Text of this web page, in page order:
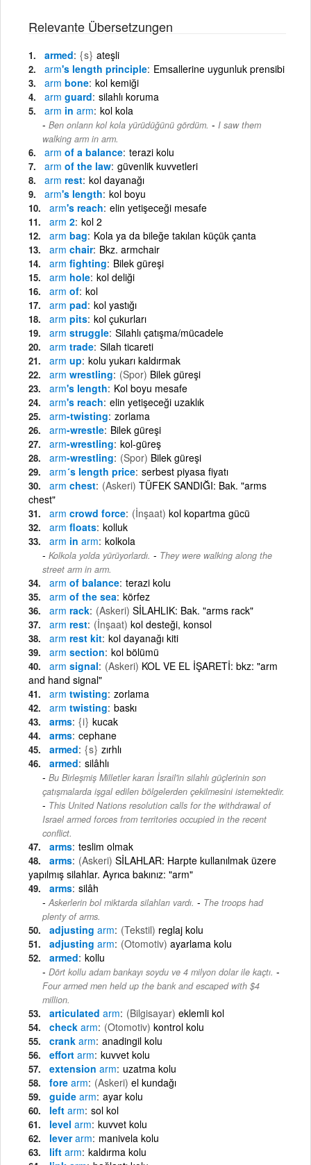
Relevante Übersetzungen
armed {s} ateşli
arm's length principle Emsallerine uygunluk prensibi
arm bone kol kemiği
arm guard silahlı koruma
arm in arm kol kola
Ben onların kol kola yürüdüğünü gördüm. - I saw them
walking arm in arm.
arm of a balance terazi kolu
arm of the law güvenlik kuvvetleri
arm rest kol dayanağı
arm's length kol boyu
arm's reach elin yetişeceği mesafe
arm 2 kol 2
arm bag Kola ya da bileğe takılan küçük çanta
arm chair Bkz. armchair
arm fighting Bilek güreşi
arm hole kol deliği
arm of kol
arm pad kol yastığı
arm pits kol çukurları
arm struggle Silahlı çatışma/mücadele
arm trade Silah ticareti
arm up kolu yukarı kaldırmak
arm wrestling (Spor) Bilek güreşi
arm's length Kol boyu mesafe
arm's reach elin yetişeceği uzaklık
arm-twisting zorlama
arm-wrestle Bilek güreşi
arm-wrestling kol-güreş
arm-wrestling (Spor) Bilek güreşi
arm´s length price serbest piyasa fiyatı
arm chest (Askeri) TÜFEK SANDIĞI: Bak. "arms
chest"
arm crowd force (İnşaat) kol kopartma gücü
arm floats kolluk
arm in arm kolkola
Kolkola yolda yürüyorlardı. - They were walking along the
street arm in arm.
arm of balance terazi kolu
arm of the sea körfez
arm rack (Askeri) SİLAHLIK: Bak. "arms rack"
arm rest (İnşaat) kol desteği, konsol
arm rest kit kol dayanağı kiti
arm section kol bölümü
arm signal (Askeri) KOL VE EL İŞARETİ: bkz: "arm
and hand signal"
arm twisting zorlama
arm twisting baskı
arms {i} kucak
arms cephane
armed {s} zırhlı
armed silâhlı
Bu Birleşmiş Milletler kararı İsrail'in silahlı güçlerinin son
çatışmalarda işgal edilen bölgelerden çekilmesini istemektedir.
- This United Nations resolution calls for the withdrawal of
Israel armed forces from territories occupied in the recent
conflict.
arms teslim olmak
arms (Askeri) SİLAHLAR: Harpte kullanılmak üzere
yapılmış silahlar. Ayrıca bakınız: "arm"
arms silâh
Askerlerin bol miktarda silahları vardı. - The troops had
plenty of arms.
adjusting arm (Tekstil) reglaj kolu
adjusting arm (Otomotiv) ayarlama kolu
armed kollu
Dört kollu adam bankayı soydu ve 4 milyon dolar ile kaçtı. -
Four armed men held up the bank and escaped with $4
million.
articulated arm (Bilgisayar) eklemli kol
check arm (Otomotiv) kontrol kolu
crank arm anadingil kolu
effort arm kuvvet kolu
extension arm uzatma kolu
fore arm (Askeri) el kundağı
guide arm ayar kolu
left arm sol kol
level arm kuvvet kolu
leverarm manivela kolu
lift arm kaldırma kolu